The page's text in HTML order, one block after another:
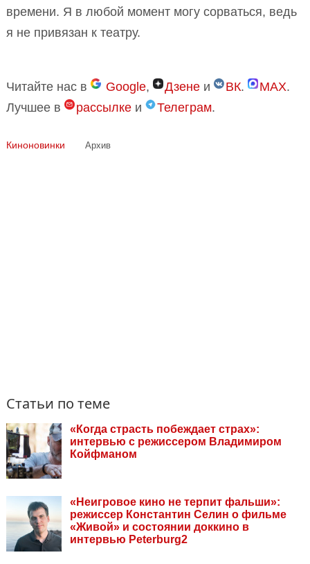
времени. Я в любой момент могу сорваться, ведь
я не привязан к театру.
Читайте нас в Google, Дзене и ВК. MAX.
Лучшее в
рассылке и Телеграм.
Киноновинки Архив
Статьи по теме
«Когда страсть побеждает страх»:
интервью с режиссером Владимиром
Койфманом
«Неигровое кино не терпит фальши»:
режиссер Константин Селин о фильме
«Живой» и состоянии доккино в
интервью Peterburg2